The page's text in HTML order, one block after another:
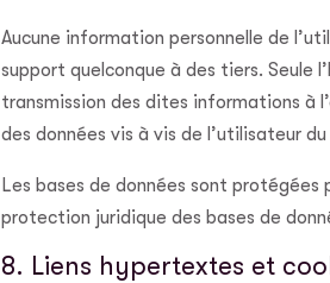
Aucune information personnelle de
support quelconque à des tiers. Seule
transmission des dites informations à
des données vis à vis de l’utilisateur
Les bases de données sont
protection juridique des bases de
8. Liens hypertextes et